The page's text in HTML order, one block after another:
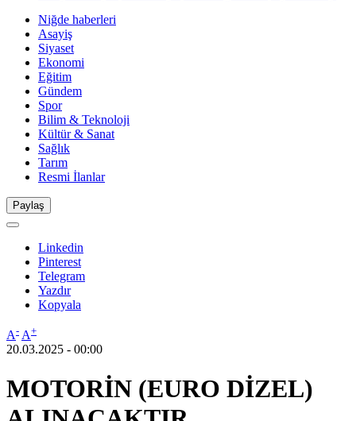
Niğde haberleri
Asayiş
Siyaset
Ekonomi
Eğitim
Gündem
Spor
Bilim & Teknoloji
Kültür & Sanat
Sağlık
Tarım
Resmi İlanlar
Paylaş
Linkedin
Pinterest
Telegram
Yazdır
Kopyala
A- A+
20.03.2025 - 00:00
MOTORİN (EURO DİZEL)